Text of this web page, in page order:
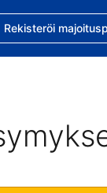
apua
Rekisteröi